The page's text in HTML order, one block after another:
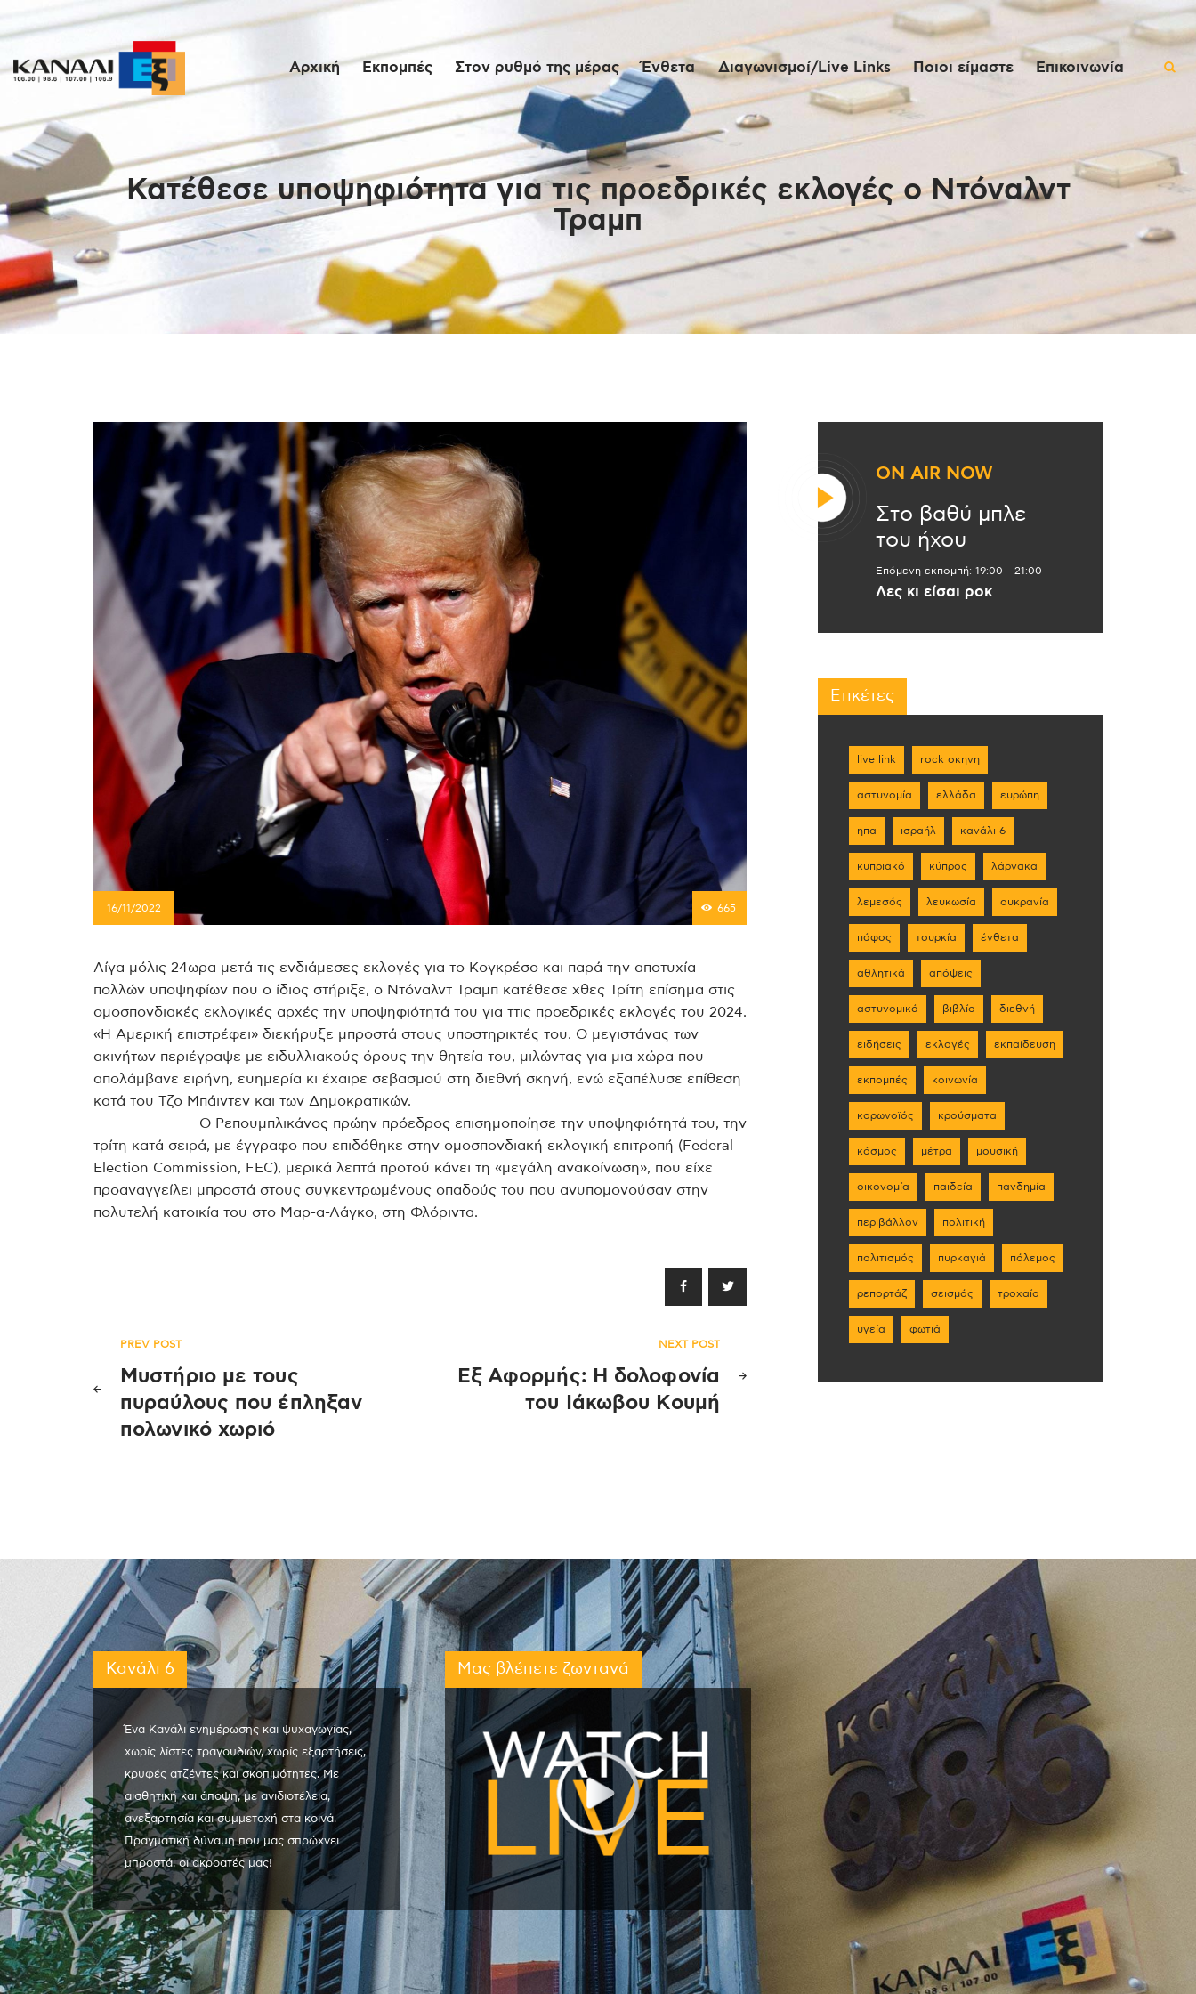
Αρχική Εκπομπές Στον ρυθμό της μέρας Ένθετα Διαγωνισμοί/Live Links Ποιοι είμαστε Επικοινωνία
Κατέθεσε υποψηφιότητα για τις προεδρικές εκλογές ο Ντόναλντ
Τραμπ
Αρχική
Εκπομπές
Στον ρυθμό της
μέρας
Ένθετα
Διαγωνισμοί/Live
Links
Επικοινωνία
16/11/2022 665
Λίγα μόλις 24ωρα μετά τις ενδιάμεσες εκλογές για το Κογκρέσο και παρά την αποτυχία
πολλών υποψηφίων που ο ίδιος στήριξε, ο Ντόναλντ Τραμπ κατέθεσε χθες Τρίτη επίσημα στις
ομοσπονδιακές εκλογικές αρχές την υποψηφιότητά του για ττις προεδρικές εκλογές του 2024.
«Η Αμερική επιστρέφει» διεκήρυξε μπροστά στους υποστηρικτές του. Ο μεγιστάνας των
ακινήτων περιέγραψε με ειδυλλιακούς όρους την θητεία του, μιλώντας για μια χώρα που
απολάμβανε ειρήνη, ευημερία κι έχαιρε σεβασμού στη διεθνή σκηνή, ενώ εξαπέλυσε επίθεση
κατά του Τζο Μπάιντεν και των Δημοκρατικών.
Ο Ρεπουμπλικάνος πρώην πρόεδρος επισημοποίησε την υποψηφιότητά του, την
τρίτη κατά σειρά, με έγγραφο που επιδόθηκε στην ομοσπονδιακή εκλογική επιτροπή (Federal
Election Commission, FEC), μερικά λεπτά προτού κάνει τη «μεγάλη ανακοίνωση», που είχε
προαναγγείλει μπροστά στους συγκεντρωμένους οπαδούς του που ανυπομονούσαν στην
πολυτελή κατοικία του στο Μαρ-α-Λάγκο, στη Φλόριντα.
Πλοήγηση
άρθρων
PREV POST
Μυστήριο με τους
πυραύλους που έπληξαν
πολωνικό χωριό
NEXT POST
Εξ Αφορμής: Η δολοφονία
του Ιάκωβου Κουμή
ON AIR NOW
Στο βαθύ μπλε
του ήχου
Επόμενη εκπομπή: 19:00 - 21:00
Λες κι είσαι ροκ
Ετικέτες
live link rock σκηνη
αστυνομία ελλάδα ευρώπη
ηπα ισραήλ κανάλι 6
κυπριακό κύπρος λάρνακα
λεμεσός λευκωσία ουκρανία
πάφος τουρκία ένθετα
αθλητικά απόψεις
αστυνομικά βιβλίο διεθνή
ειδήσεις εκλογές εκπαίδευση
εκπομπές κοινωνία
κορωνοϊός κρούσματα
κόσμος μέτρα μουσική
οικονομία παιδεία πανδημία
περιβάλλον πολιτική
πολιτισμός πυρκαγιά πόλεμος
ρεπορτάζ σεισμός τροχαίο
υγεία φωτιά
Κανάλι 6
Ένα Κανάλι ενημέρωσης και ψυχαγωγίας,
χωρίς λίστες τραγουδιών, χωρίς εξαρτήσεις,
κρυφές ατζέντες και σκοπιμότητες. Με
αισθητική και άποψη, με ανιδιοτέλεια,
ανεξαρτησία και συμμετοχή στα κοινά.
Πραγματική δύναμη που μας σπρώχνει
μπροστά, οι ακροατές μας!
Μας βλέπετε ζωντανά